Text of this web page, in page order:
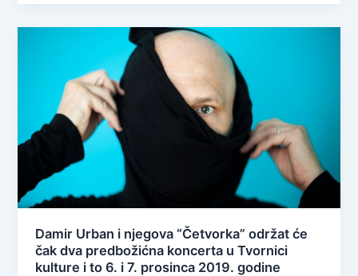
Damir Urban i njegova “Četvorka” održat će
čak dva predbožićna koncerta u Tvornici
kulture i to 6. i 7. prosinca 2019. godine